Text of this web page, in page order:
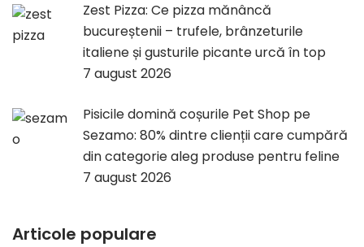
Zest Pizza: Ce pizza mănâncă
bucureștenii – trufele, brânzeturile
italiene și gusturile picante urcă în top
7 august 2026
Pisicile domină coșurile Pet Shop pe
Sezamo: 80% dintre clienții care cumpără
din categorie aleg produse pentru feline
7 august 2026
Articole populare